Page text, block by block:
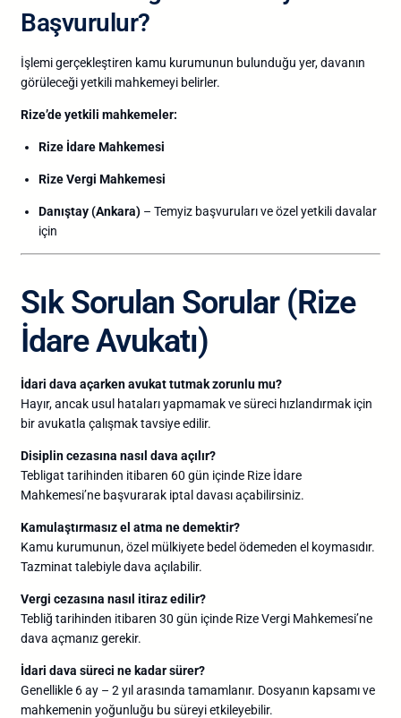
Başvurulur?
İşlemigerçekleştiren kamu kurumunun bulunduğu yer,davanın
görüleceğiyetkili mahkemeyi belirler.
Rize’deyetkili mahkemeler:
Rize İdareMahkemesi
RizeVergi Mahkemesi
Danıştay (Ankara) – Temyiz başvurularıveözel yetkilidavalar
için
SıkSorulan Sorular (Rize
İdareAvukatı)
İdari dava açarkenavukattutmakzorunlumu?
Hayır,ancak usul hatalarıyapmamakvesüreci hızlandırmak için
biravukatla çalışmaktavsiyeedilir.
Disiplincezasına nasıl dava açılır?
Tebligat tarihinden itibaren 60 gün içinde Rize İdare
Mahkemesi’ne başvurarak iptal davasıaçabilirsiniz.
Kamulaştırmasızel atma nedemektir?
Kamu kurumunun,özel mülkiyete bedel ödemeden el koymasıdır.
Tazminat talebiyledava açılabilir.
Vergi cezasına nasıl itirazedilir?
Tebliğ tarihinden itibaren 30 gün içinde RizeVergi Mahkemesi’ne
dava açmanızgerekir.
İdari dava süreci ne kadarsürer?
Genellikle 6ay – 2 yıl arasında tamamlanır. Dosyanın kapsamıve
mahkemenin yoğunluğu bu süreyietkileyebilir.